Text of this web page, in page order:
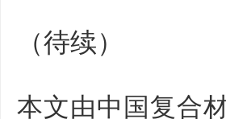
（待续）
本文由中国复合